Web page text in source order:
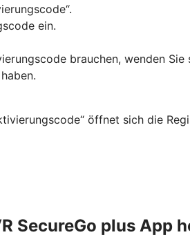
ein.
brauchen, wenden
öffnet sich die
SecureGo plus App